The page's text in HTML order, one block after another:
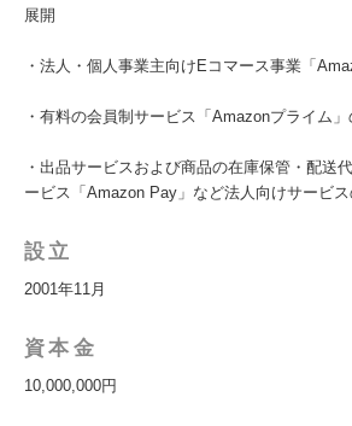
展開
・法人・個人事業主向けEコマース事業「
・有料の会員制サービス「Amazonプライム
・出品サービスおよび商品の在庫保管・配送
ービス「Amazon Pay」など法人向けサービ
設立
2001年11月
資本金
10,000,000円